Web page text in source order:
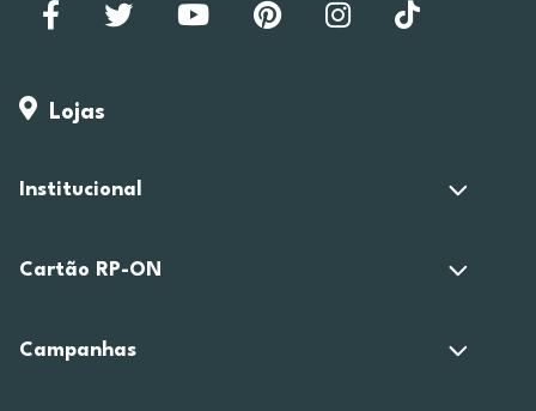
Lojas
Institucional
Cartão RP-ON
Campanhas